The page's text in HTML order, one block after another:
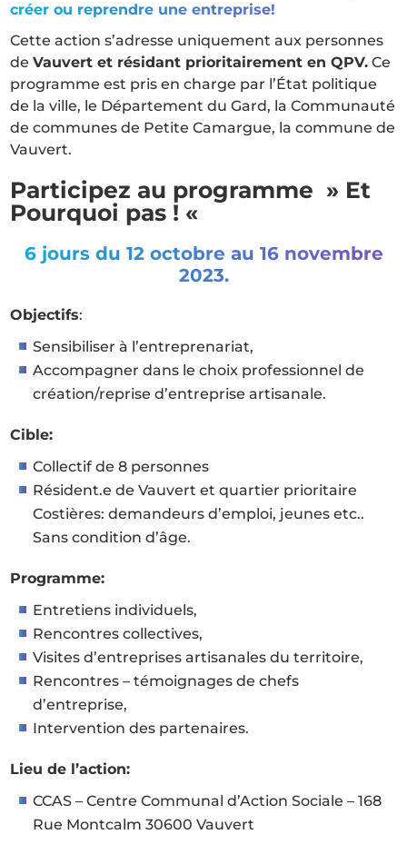
créer ou reprendre une entreprise!
Cette action s’adresse uniquement aux personnes
deVauvert et résidant prioritairement en QPV. Ce
programme est pris en charge par l’État politique
de la ville, le Département du Gard, la Communauté
de communes de Petite Camargue, la commune de
Vauvert.
Participez au programme » Et
Pourquoi pas ! «
6 jours du 12 octobre au 16 novembre
2023.
Objectifs:
Sensibiliser à l’entreprenariat,
Accompagner dans le choix professionnel de
création/reprise d’entreprise artisanale.
Cible:
Collectif de 8 personnes
Résident.e de Vauvert et quartier prioritaire
Costières: demandeurs d’emploi, jeunes etc..
Sans condition d’âge.
Programme:
Entretiens individuels,
Rencontres collectives,
Visites d’entreprises artisanales du territoire,
Rencontres – témoignages de chefs
d’entreprise,
Intervention des partenaires.
Lieu de l’action:
CCAS – Centre Communal d’Action Sociale – 168
Rue Montcalm 30600 Vauvert